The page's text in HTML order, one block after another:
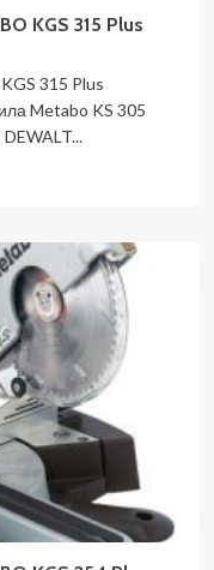
KGS 315 Plus
315 Plus
Metabo KS 305